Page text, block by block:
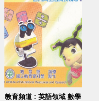
教育頻道 : 英語領域 數學